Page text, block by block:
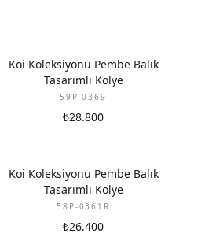
Koi Koleksiyonu Pembe Balık
Tasarımlı Kolye
59P-0369
₺28.800
Koi Koleksiyonu Pembe Balık
Tasarımlı Kolye
58P-0361R
₺26.400